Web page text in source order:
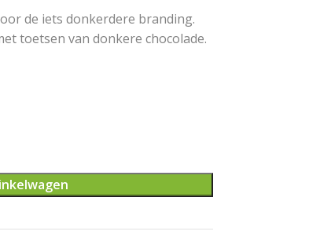
de iets donkerdere branding.
toetsen van donkere chocolade.